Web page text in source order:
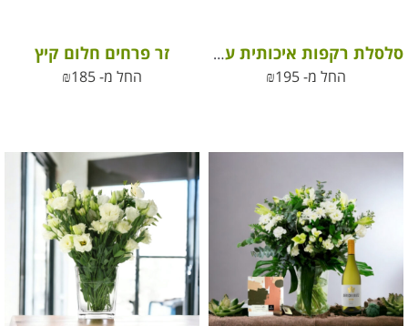
סלסלת רקפות איכותית על 3 רגליים מעץ
החל מ-
₪195
זר פרחים חלום קיץ
החל מ- ₪185